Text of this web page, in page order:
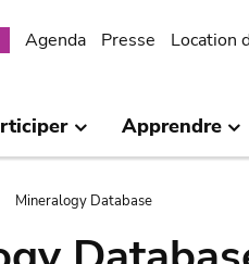
Agenda Presse Location
Apprendre
Mineralogy Database